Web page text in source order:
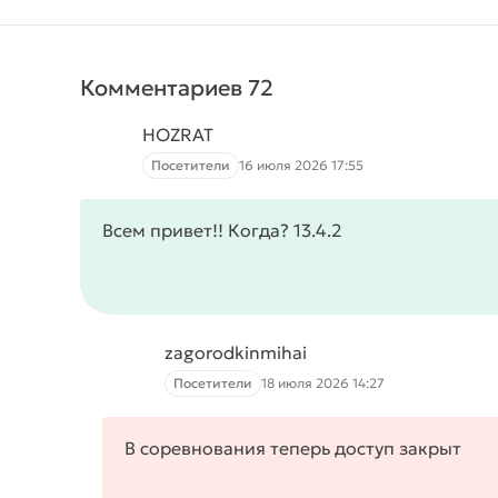
Комментариев 72
HOZRAT
Посетители 16 июля 2026 17:55
Всем привет!! Когда? 13.4.2
zagorodkinmihai
Посетители 18 июля 2026 14:27
В соревнования теперь доступ закрыт